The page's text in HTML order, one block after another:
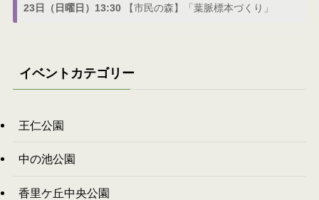
23日（日曜日）13:30 【市民の森】「葉脈標本づくり」
イベントカテゴリー
王仁公園
中の池公園
香里ケ丘中央公園